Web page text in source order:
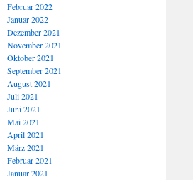
Februar 2022
Januar 2022
Dezember 2021
November 2021
Oktober 2021
September 2021
August 2021
Juli 2021
Juni 2021
Mai 2021
April 2021
März 2021
Februar 2021
Januar 2021